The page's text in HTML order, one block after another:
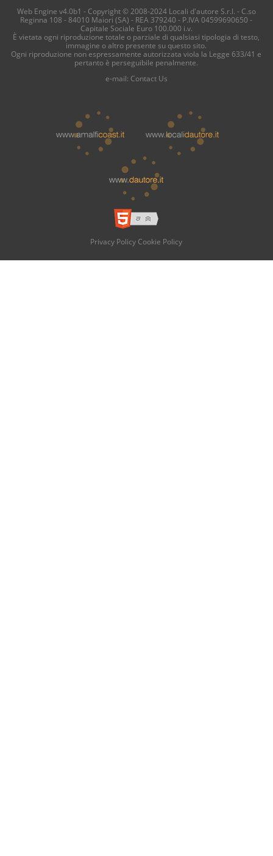
Web Engine v4.0b1 - Copyright © 2008-2024 Locali d'autore S.r.l. - C.so
Reginna 108 - 84010 Maiori (SA) - REA 379240 - P.IVA 04599690650 -
Capitale Sociale Euro 100.000 i.v.
È vietata ogni riproduzione totale o parziale di qualsiasi tipologia di testo,
immagine o altro presente su questo sito.
Ogni riproduzione non espressamente autorizzata viola la Legge 633/41 e
pertanto è perseguibile penalmente.
e-mail: Contact Us
Privacy Policy Cookie Policy